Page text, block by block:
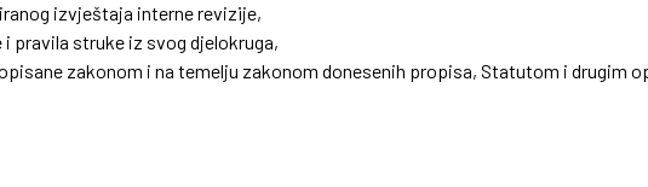
izvještaja interne revizije,
pravila struke iz svog djelokruga,
zakonom i na temelju zakonom donesenih propisa, Statutom i drugim